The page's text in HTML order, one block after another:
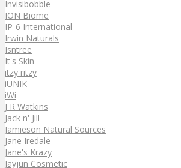
Invisibobble
ION Biome
IP-6 International
Irwin Naturals
Isntree
It's Skin
itzy ritzy
iUNIK
iWi
J R Watkins
Jack n' Jill
Jamieson Natural Sources
Jane Iredale
Jane's Krazy
Jayjun Cosmetic